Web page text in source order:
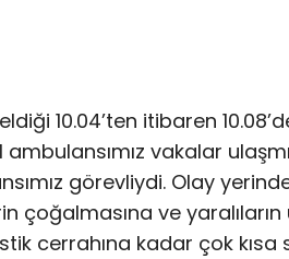
10.04’ten itibaren
vakalar
görevliydi. Olay
çoğalmasına ve yaralıların
cerrahına kadar çok kısa